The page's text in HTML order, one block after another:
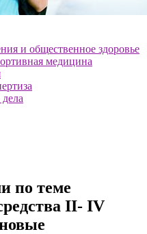
и общественное здоровье
медицина
по теме
II- IV